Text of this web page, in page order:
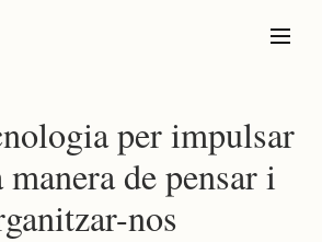
per impulsar
manera de pensar i
nos